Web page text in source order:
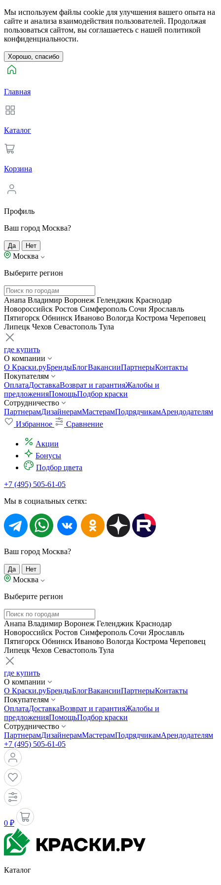
Мы используем файлы cookie для улучшения вашего опыта на
сайте и анализа взаимодействия пользователей. Продолжая
пользоваться сайтом, вы соглашаетесь с нашей политикой
конфиденциальности.
Хорошо, спасибо
Главная
Каталог
Корзина
Профиль
Ваш город Москва?
Да Нет
Москва
Выберите регион
Анапа Владимир Воронеж Геленджик Краснодар
Новороссийск Ростов Симферополь Сочи Ярославль
Пятигорск Обнинск Иваново Вологда Кострома Череповец
Липецк Чехов Севастополь Тула
где купить
О компании
О Краски.руБрендыБлогВакансииПартнерыКонтакты
Покупателям
ОплатаДоставкаВозврат и гарантияЖалобы и
предложенияПомощьПодбор краски
Сотрудничество
ПартнерамДизайнерамМастерамПодрядчикамАрендодателям
Избранное
Сравнение
Акции
Бонусы
Подбор цвета
+7 (495) 505-61-05
Мы в социальных сетях:
Ваш город Москва?
Да Нет
Москва
Выберите регион
Анапа Владимир Воронеж Геленджик Краснодар
Новороссийск Ростов Симферополь Сочи Ярославль
Пятигорск Обнинск Иваново Вологда Кострома Череповец
Липецк Чехов Севастополь Тула
где купить
О компании
О Краски.руБрендыБлогВакансииПартнерыКонтакты
Покупателям
ОплатаДоставкаВозврат и гарантияЖалобы и
предложенияПомощьПодбор краски
Сотрудничество
ПартнерамДизайнерамМастерамПодрядчикамАрендодателям
+7 (495) 505-61-05
0 ₽
Каталог